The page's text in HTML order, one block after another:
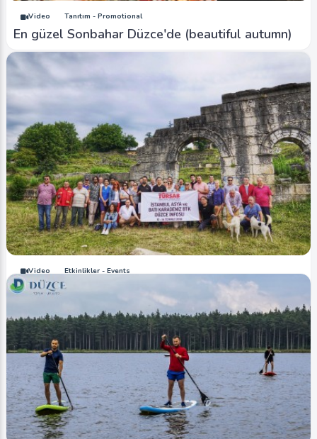
Video Tanıtım - Promotional
En güzel Sonbahar Düzce'de (beautiful autumn)
Video Etkinlikler - Events
Türsab Düzce İnfo Gezisi